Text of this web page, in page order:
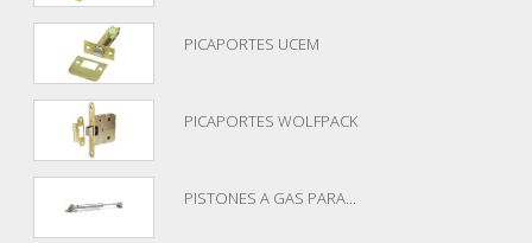
PICAPORTES UCEM
PICAPORTES WOLFPACK
PISTONES A GAS PARA...